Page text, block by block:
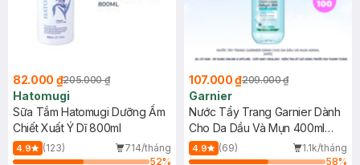
82.000 ₫205.000 ₫
Hatomugi
Sữa Tắm Hatomugi Dưỡng Ẩm
Chiết Xuất Ý Dĩ 800ml
4.9 (123)
714/tháng
52%
107.000 ₫209.000 ₫
Garnier
Nước Tẩy Trang Garnier Dành
Cho Da Dầu Và Mụn 400ml
(Mới)
4.9 (69)
1.1k/tháng
58%